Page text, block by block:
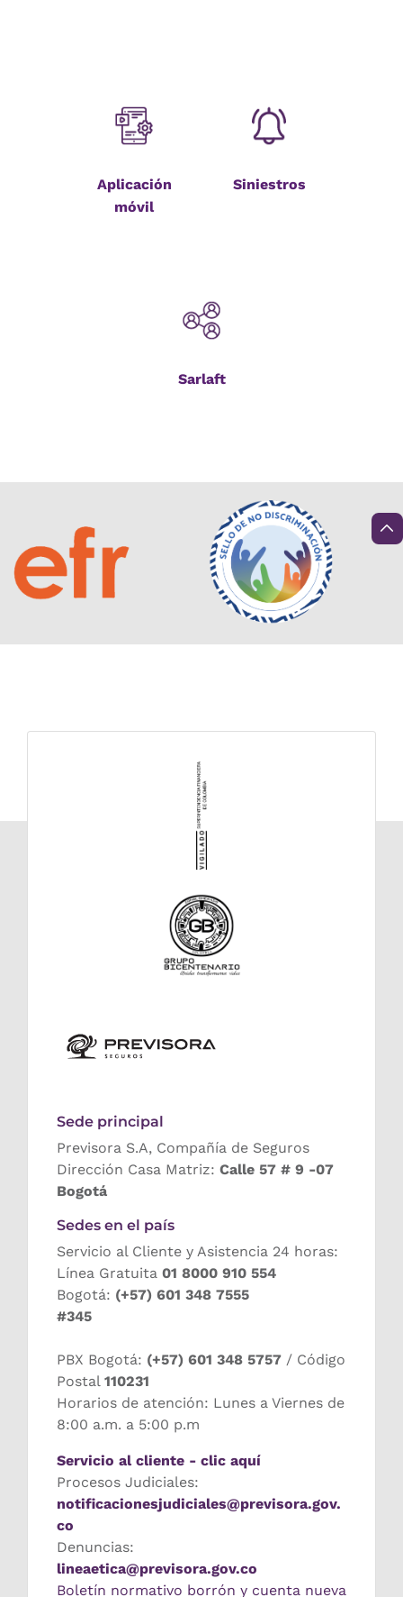
Aplicación
móvil
Siniestros
Sarlaft
Sede principal
Previsora S.A, Compañía de Seguros
Dirección Casa Matriz: Calle 57 # 9 -07
Bogotá
Sedes en el país
Servicio al Cliente y Asistencia 24 horas:
Línea Gratuita 01 8000 910 554
Bogotá: (+57) 601 348 7555
#345
PBX Bogotá: (+57) 601 348 5757 / Código
Postal 110231
Horarios de atención: Lunes a Viernes de
8:00 a.m. a 5:00 p.m
Servicio al cliente - clic aquí
Procesos Judiciales:
notificacionesjudiciales@previsora.gov.
co
Denuncias:
lineaetica@previsora.gov.co
Boletín normativo borrón y cuenta nueva